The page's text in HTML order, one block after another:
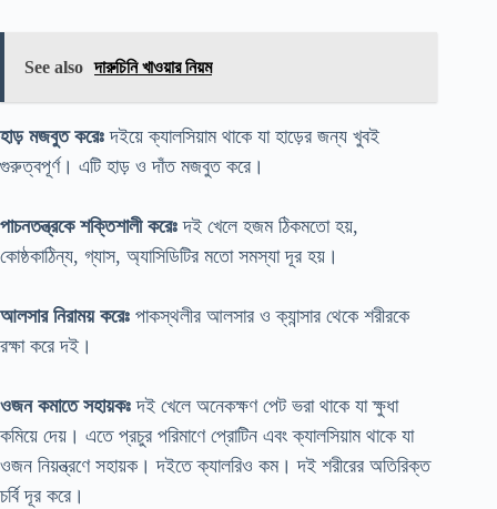
See also দারুচিনি খাওয়ার নিয়ম
হাড় মজবুত করেঃ দইয়ে ক্যালসিয়াম থাকে যা হাড়ের জন্য খুবই
গুরুত্বপূর্ণ। এটি হাড় ও দাঁত মজবুত করে।
পাচনতন্ত্রকে শক্তিশালী করেঃ দই খেলে হজম ঠিকমতো হয়,
কোষ্ঠকাঠিন্য, গ্যাস, অ্যাসিডিটির মতো সমস্যা দূর হয়।
আলসার নিরাময় করেঃ পাকস্থলীর আলসার ও ক্যান্সার থেকে শরীরকে
রক্ষা করে দই।
ওজন কমাতে সহায়কঃ দই খেলে অনেকক্ষণ পেট ভরা থাকে যা ক্ষুধা
কমিয়ে দেয়। এতে প্রচুর পরিমাণে প্রোটিন এবং ক্যালসিয়াম থাকে যা
ওজন নিয়ন্ত্রণে সহায়ক। দইতে ক্যালরিও কম। দই শরীরের অতিরিক্ত
চর্বি দূর করে।